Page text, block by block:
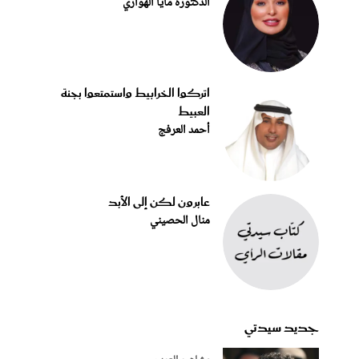
اتركوا الخرابيط واستمتعوا بجنة
العبيط
أحمد العرفج
عابرون لكن إلى الأبد
منال الحصيني
جديد سيدتي